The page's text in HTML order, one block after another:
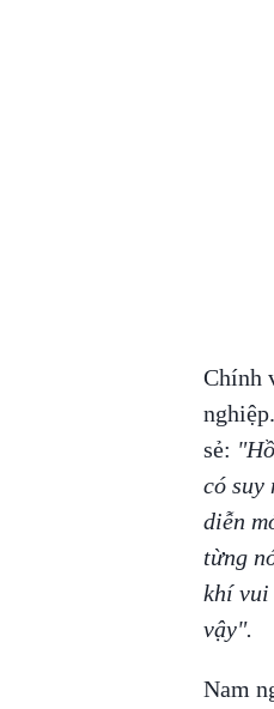
Chính
sẻ:
có suy
diễn
từng
khí vui
vậy".
Nam